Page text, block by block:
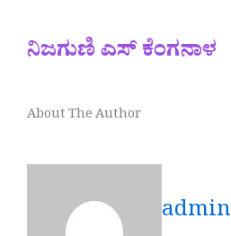
ನಿಜಗುಣಿ ಎಸ್ ಕೆಂಗನಾಳ
About The Author
admin